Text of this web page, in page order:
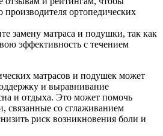
производителя ортопедических
замену матраса и подушки, так как
эффективность с течением
матрасов и подушек может
и выравнивание
и отдыха. Это может помочь
связанные со сглаживанием
риск возникновения боли и